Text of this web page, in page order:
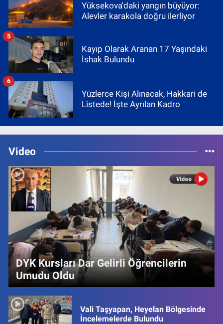
Yüksekova'daki yangın büyüyor:
Alevler karakola doğru ilerliyor
Kayıp Olarak Aranan 17 Yaşındaki
İshak Bulundu
5
Yüzlerce Kişi Alınacak, Hakkari de
Listede! İşte Ayrılan Kadro
6
Video
DYK Kursları Dar Gelirli Öğrencilerin
Umudu Oldu
Vali Taşyapan, Heyelan Bölgesinde
İncelemelerde Bulundu